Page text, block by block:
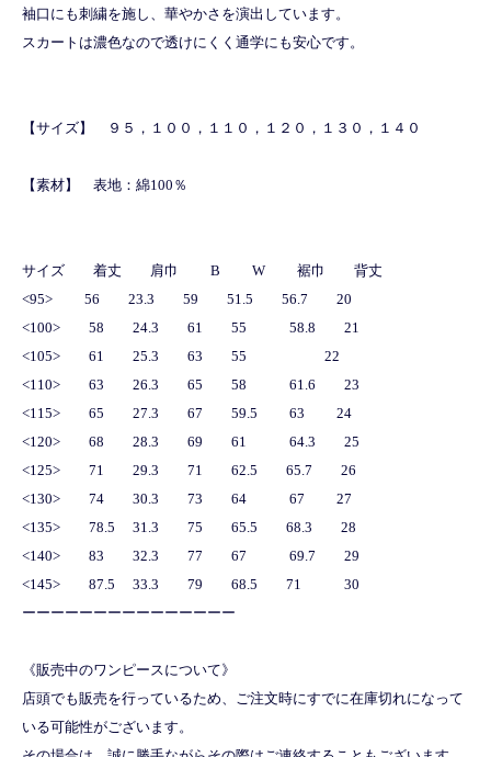
袖口にも刺繍を施し、華やかさを演出しています。
スカートは濃色なので透けにくく通学にも安心です。
【サイズ】 ９５，１００，１１０，１２０，１３０，１４０
【素材】 表地：綿100％
サイズ 着丈 肩巾 B W 裾巾 背丈
<95> 56 23.3 59 51.5 56.7 20
<100> 58 24.3 61 55 58.8 21
<105> 61 25.3 63 55 22
<110> 63 26.3 65 58 61.6 23
<115> 65 27.3 67 59.5 63 24
<120> 68 28.3 69 61 64.3 25
<125> 71 29.3 71 62.5 65.7 26
<130> 74 30.3 73 64 67 27
<135> 78.5 31.3 75 65.5 68.3 28
<140> 83 32.3 77 67 69.7 29
<145> 87.5 33.3 79 68.5 71 30
ーーーーーーーーーーーーーーー
《販売中のワンピースについて》
店頭でも販売を行っているため、ご注文時にすでに在庫切れになって
いる可能性がございます。